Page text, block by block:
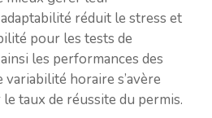
réduit le stress et
pour les tests de
les performances des
horaire s’avère
taux de réussite du permis.